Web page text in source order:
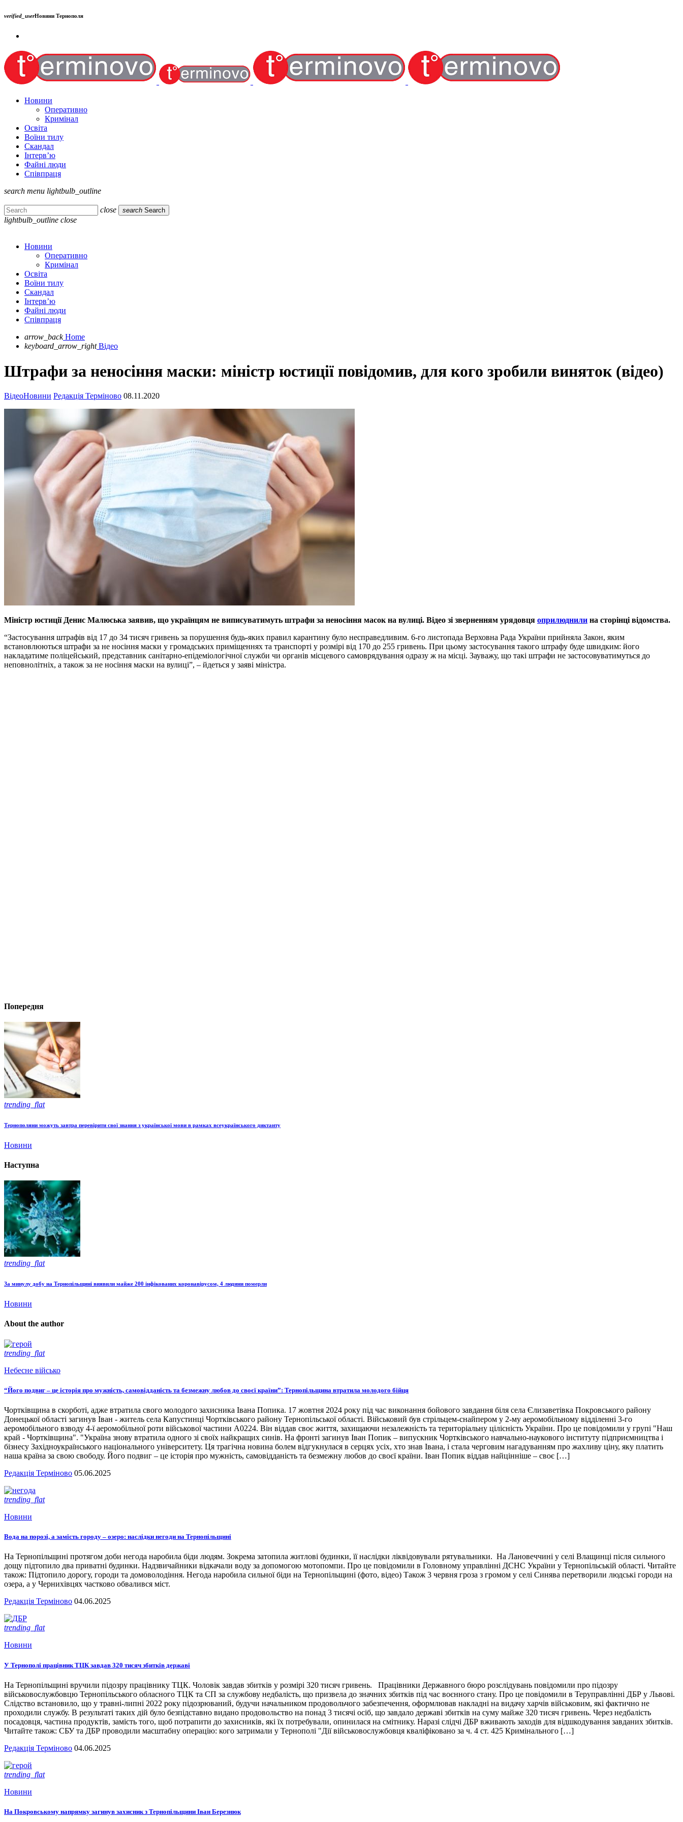
verified_userНовини Тернополя
Новини
Оперативно
Кримінал
Освіта
Воїни тилу
Скандал
Інтерв’ю
Файні люди
Співпраця
search menu lightbulb_outline
close search Search
lightbulb_outline close
Новини
Оперативно
Кримінал
Освіта
Воїни тилу
Скандал
Інтерв’ю
Файні люди
Співпраця
arrow_back Home
keyboard_arrow_right Відео
Штрафи за неносіння маски: міністр юстиції повідомив, для кого зробили виняток (відео)
ВідеоНовини Редакція Терміново 08.11.2020
Міністр юстиції Денис Малюська заявив, що українцям не виписуватимуть штрафи за неносіння масок на вулиці. Відео зі зверненням урядовця оприлюднили на сторінці відомства.
“Застосування штрафів від 17 до 34 тисяч гривень за порушення будь-яких правил карантину було несправедливим. 6-го листопада Верховна Рада України прийняла Закон, яким
встановлюються штрафи за не носіння маски у громадських приміщеннях та транспорті у розмірі від 170 до 255 гривень. При цьому застосування такого штрафу буде швидким: його
накладатиме поліцейський, представник санітарно-епідеміологічної служби чи органів місцевого самоврядування одразу ж на місці. Зауважу, що такі штрафи не застосовуватимуться до
неповнолітніх, а також за не носіння маски на вулиці”, – йдеться у заяві міністра.
Попередня
trending_flat
Тернополяни можуть завтра перевірити свої знання з української мови в рамках всеукраїнського диктанту
Новини
Наступна
trending_flat
За минулу добу на Тернопільщині виявили майже 200 інфікованих коронавірусом, 4 людини померли
Новини
About the author
trending_flat
Небесне військо
“Його подвиг – це історія про мужність, самовідданість та безмежну любов до своєї країни”: Тернопільщина втратила молодого бійця
Чортківщина в скорботі, адже втратила свого молодого захисника Івана Попика. 17 жовтня 2024 року під час виконання бойового завдання біля села Єлизаветівка Покровського району
Донецької області загинув Іван - житель села Капустинці Чортківського району Тернопільської області. Військовий був стрільцем-снайпером у 2-му аеромобільному відділенні 3-го
аеромобільного взводу 4-ї аеромобільної роти військової частини А0224. Він віддав своє життя, захищаючи незалежність та територіальну цілісність України. Про це повідомили у групі "Наш
край - Чортківщина". "Україна знову втратила одного зі своїх найкращих синів. На фронті загинув Іван Попик – випускник Чортківського навчально-наукового інституту підприємництва і
бізнесу Західноукраїнського національного університету. Ця трагічна новина болем відгукнулася в серцях усіх, хто знав Івана, і стала черговим нагадуванням про жахливу ціну, яку платить
наша країна за свою свободу. Його подвиг – це історія про мужність, самовідданість та безмежну любов до своєї країни. Іван Попик віддав найцінніше – своє […]
Редакція Терміново 05.06.2025
trending_flat
Новини
Вода на порозі, а замість городу – озеро: наслідки негоди на Тернопільщині
На Тернопільщині протягом доби негода наробила біди людям. Зокрема затопила житлові будинки, її наслідки ліквідовували рятувальники. На Лановеччині у селі Влащинці після сильного
дощу підтопило два приватні будинки. Надзвичайники відкачали воду за допомогою мотопомпи. Про це повідомили в Головному управлінні ДСНС України у Тернопільській області. Читайте
також: Підтопило дорогу, городи та домоволодіння. Негода наробила сильної біди на Тернопільщині (фото, відео) Також 3 червня гроза з громом у селі Синява перетворили людські городи на
озера, а у Чернихівцях частково обвалився міст.
Редакція Терміново 04.06.2025
trending_flat
Новини
У Тернополі працівник ТЦК завдав 320 тисяч збитків державі
На Тернопільщині вручили підозру працівнику ТЦК. Чоловік завдав збитків у розмірі 320 тисяч гривень. Працівники Державного бюро розслідувань повідомили про підозру
військовослужбовцю Тернопільського обласного ТЦК та СП за службову недбалість, що призвела до значних збитків під час воєнного стану. Про це повідомили в Теруправлінні ДБР у Львові.
Слідство встановило, що у травні-липні 2022 року підозрюваний, будучи начальником продовольчого забезпечення, оформлював накладні на видачу харчів військовим, які фактично не
проходили службу. В результаті таких дій було безпідставно видано продовольство на понад 3 тисячі осіб, що завдало державі збитків на суму майже 320 тисяч гривень. Через недбалість
посадовця, частина продуктів, замість того, щоб потрапити до захисників, які їх потребували, опинилася на смітнику. Наразі слідчі ДБР вживають заходів для відшкодування завданих збитків.
Читайте також: СБУ та ДБР проводили масштабну операцію: кого затримали у Тернополі "Дії військовослужбовця кваліфіковано за ч. 4 ст. 425 Кримінального […]
Редакція Терміново 04.06.2025
trending_flat
Новини
На Покровському напрямку загинув захисник з Тернопільщини Іван Березнюк